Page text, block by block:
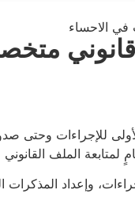
قانوني
للإجراءات
الملف
وإعداد المذكرات